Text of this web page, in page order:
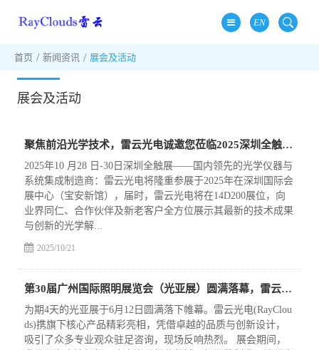
EN
首页 新闻资讯 展会及活动
展会及活动
聚焦前沿光学技术，雷云光电诚邀您莅临2025深圳全触展14D200展位
2025/10/21
2025年10 月28 日-30日深圳全触展——国内领先的光学仪器与
系统集成制造商：雷云光电将隆重参展于2025年在深圳国际会
展中心（宝安新馆），届时，雷云光电将在14D200展位，向
业界同仁、合作伙伴及新老客户全方位展示其最新的技术成果
与创新的光学解...
第30届广州国际照明展览会（光亚展）圆满落幕，雷云光电(RayClouds)产品备受瞩目
为期4天的光亚展于6月12日圆满落下帷幕。雷云光电(RayClou
ds)携旗下核心产品精彩亮相，凭借卓越的品质与创新设计，
吸引了众多专业观众驻足咨询，现场反响热烈。 展会期间，